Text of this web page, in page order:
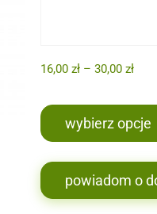
16,00 zł – 30,00 zł
wybierz opcje
powiadom o